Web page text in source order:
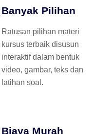
Banyak Pilihan
Ratusan pilihan materi
kursus terbaik disusun
interaktif dalam bentuk
video, gambar, teks dan
latihan soal.
Biaya Murah